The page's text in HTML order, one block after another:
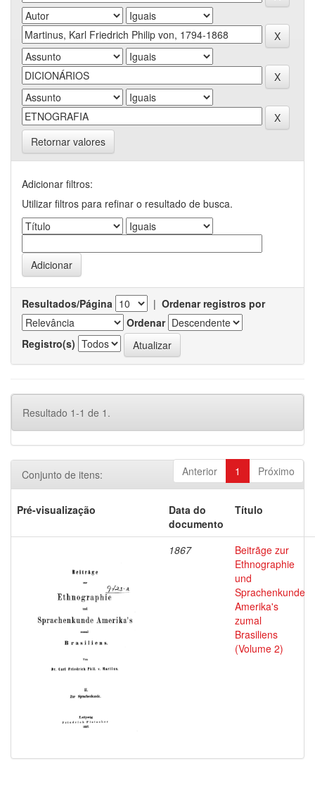
Retornar valores
Adicionar filtros:
Utilizar filtros para refinar o resultado de busca.
Resultados/Página | Ordenar registros por
Ordenar
Registro(s)
Resultado 1-1 de 1.
Anterior 1 Próximo
Conjunto de itens:
Pré-visualização
Data do
documento
Título
1867
Beitrãge zur
Ethnographie
und
Sprachenkunde
Amerika's
zumal
Brasiliens
(Volume 2)